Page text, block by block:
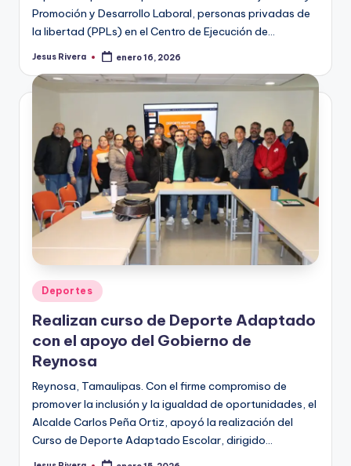
Promoción y Desarrollo Laboral, personas privadas de
la libertad (PPLs) en el Centro de Ejecución de…
Publicado
Jesus Rivera enero 16, 2026
Publicado
en
Deportes
Realizan curso de Deporte Adaptado
con el apoyo del Gobierno de
Reynosa
Reynosa, Tamaulipas. Con el firme compromiso de
promover la inclusión y la igualdad de oportunidades, el
Alcalde Carlos Peña Ortiz, apoyó la realización del
Curso de Deporte Adaptado Escolar, dirigido…